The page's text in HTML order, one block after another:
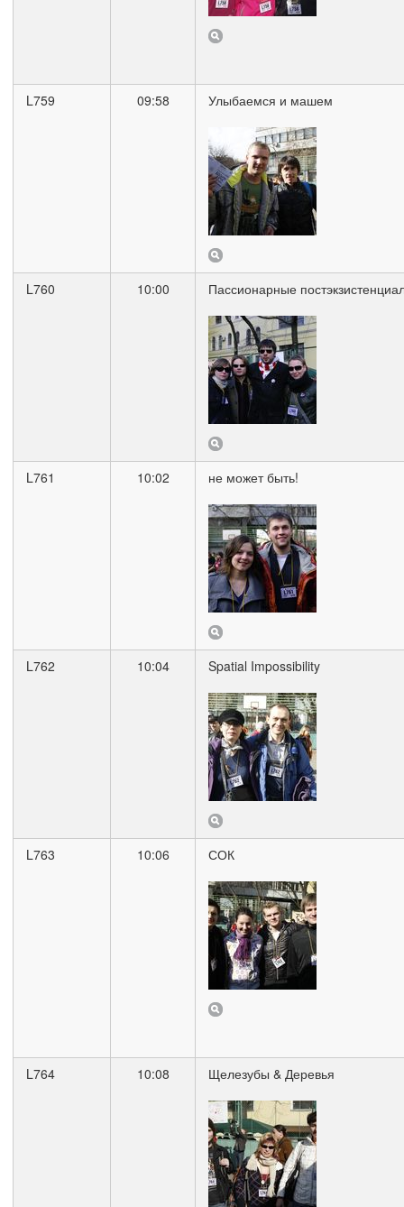
L759 09:58 Улыбаемся и машем
L760 10:00 Пассионарные
L761 10:02 не может быть!
L762 10:04 Spatial Impossibility
L763 10:06 СОК
L764 10:08 Щелезубы & Деревья